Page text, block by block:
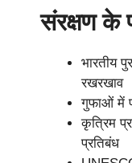
संरक्षण के
भारतीय
रखरखाव
गुफाओं में
कृत्रिम
प्रतिबंध